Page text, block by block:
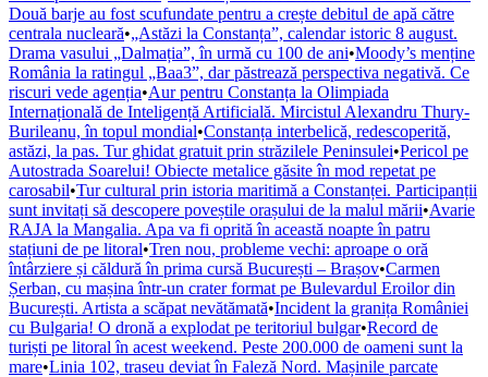
Două barje au fost scufundate pentru a crește debitul de apă către
centrala nucleară•„Astăzi la Constanța”, calendar istoric 8 august.
Drama vasului „Dalmația”, în urmă cu 100 de ani•Moody’s menține
România la ratingul „Baa3”, dar păstrează perspectiva negativă. Ce
riscuri vede agenția•Aur pentru Constanța la Olimpiada
Internațională de Inteligență Artificială. Mircistul Alexandru Thury-
Burileanu, în topul mondial•Constanța interbelică, redescoperită,
astăzi, la pas. Tur ghidat gratuit prin străzilele Peninsulei•Pericol pe
Autostrada Soarelui! Obiecte metalice găsite în mod repetat pe
carosabil•Tur cultural prin istoria maritimă a Constanței. Participanții
sunt invitați să descopere poveștile orașului de la malul mării•Avarie
RAJA la Mangalia. Apa va fi oprită în această noapte în patru
stațiuni de pe litoral•Tren nou, probleme vechi: aproape o oră
întârziere și căldură în prima cursă București – Brașov•Carmen
Șerban, cu mașina într-un crater format pe Bulevardul Eroilor din
București. Artista a scăpat nevătămată•Incident la granița României
cu Bulgaria! O dronă a explodat pe teritoriul bulgar•Record de
turiști pe litoral în acest weekend. Peste 200.000 de oameni sunt la
mare•Linia 102, traseu deviat în Faleză Nord. Mașinile parcate